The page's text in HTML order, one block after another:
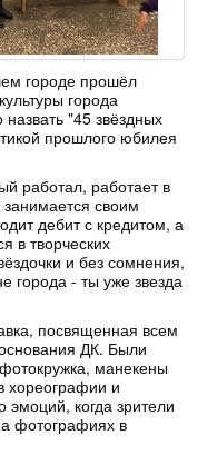
городе прошёл
города
"45 звёздных
прошлого юбилея
работал, работает в
своим
дебит с кредитом, а
в творческих
и без сомнения,
города - ты уже звезда
посвященная всем
ДК. Были
манекены
хореографии и
эмоций, когда зрители
фотографиях в